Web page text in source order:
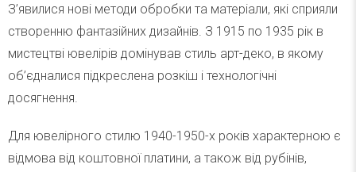
З’явилися нові методи обробки та матеріали, які сприяли
створенню фантазійних дизайнів. З 1915 по 1935 рік в
мистецтві ювелірів домінував стиль арт-деко, в якому
об’єдналися підкреслена розкіш і технологічні
досягнення.
Для ювелірного стилю 1940-1950-х років характерною є
відмова від коштовної платини, а також від рубінів,